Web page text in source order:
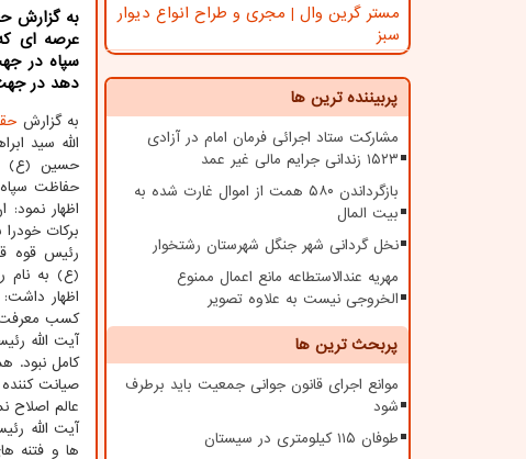
مستر گرین وال | مجری و طراح انواع دیوار
سبز
پربیننده ترین ها
مشارکت ستاد اجرائی فرمان امام در آزادی
۱۵۲۳ زندانی جرایم مالی غیر عمد
بازگرداندن ۵۸۰ همت از اموال غارت شده به
بیت المال
نخل گردانی شهر جنگل شهرستان رشتخوار
مهریه عندالاستطاعه مانع اعمال ممنوع
الخروجی نیست به علاوه تصویر
پربحث ترین ها
موانع اجرای قانون جوانی جمعیت باید برطرف
شود
طوفان ۱۱۵ کیلومتری در سیستان
به گزارش
عرصه ای
سپاه در
دهد در
به گزارش
الله سید
حسین (ع) و
حفاظت
اظهار نمود:
برکات
رئیس قوه
(ع) به نام
اظهار
کسب معرفت
آیت الله
کامل نبود.
صیانت
عالم اصلاح
آیت الله